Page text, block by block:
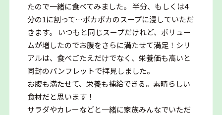
たので一緒に食べてみました。 半分、もしくは4
分の1に割って…ポカポカのスープに浸していただ
きます。 いつもと同じスープだけれど、ボリュー
ムが増したのでお腹をさらに満たせて満足！シリ
アルは、食べごたえだけでなく、栄養価も高いと
同封のパンフレットで拝見しました。
お腹も満たせて、栄養も補給できる。素晴らしい
食材だと思います！
サラダやカレーなどと一緒に家族みんなでいただ